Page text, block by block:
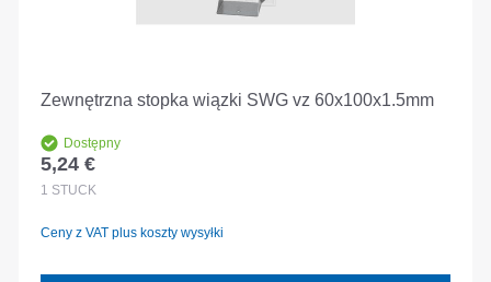
Zewnętrzna stopka wiązki SWG vz 60x100x1.5mm
Dostępny
Cena regularna:
5,24 €
1 STÜCK
Ceny z VAT plus koszty wysyłki